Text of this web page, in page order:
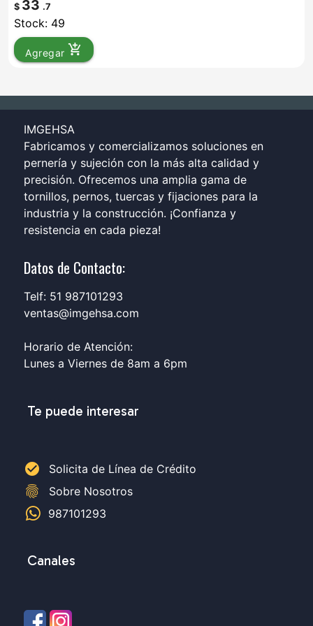
$ 33 .7
Stock: 49
Agregar add_shopping_cart
IMGEHSA
Fabricamos y comercializamos soluciones en
pernería y sujeción con la más alta calidad y
precisión. Ofrecemos una amplia gama de
tornillos, pernos, tuercas y fijaciones para la
industria y la construcción. ¡Confianza y
resistencia en cada pieza!
Datos de Contacto:
Telf: 51 987101293
ventas@imgehsa.com
Horario de Atención:
Lunes a Viernes de 8am a 6pm
Te puede interesar
check_circle Solicita de Línea de Crédito
fingerprint
Sobre Nosotros
987101293
Canales